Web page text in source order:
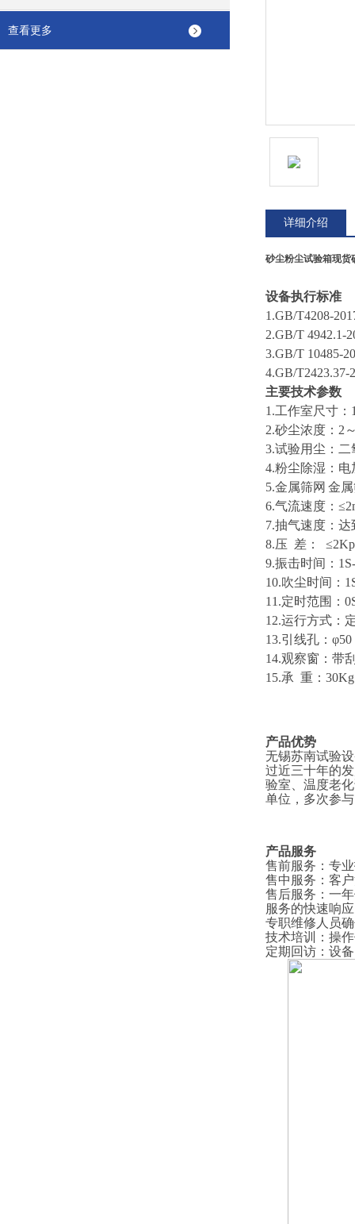
查看更多
详细介绍
砂尘粉尘试验箱现货
设备执行标准
1.GB/T4208-20
2.GB/T 4942.1-
3.GB/T 10485-
4.GB/
主要技术参数
1.工作室尺寸：
2.砂尘浓度： 2
3.试验用尘：二
4.粉尘除湿：电
5.金属筛网 金
6.气流速度：
7.抽气速度：达
8.压 差：
9.振击时间：
10.吹尘时间：
11.定时范围：
12.运行方式：
13.引线孔：
14.观察窗：带
15.承 重：30Kg
产品优势
无锡苏南试验
过近三十年的
验室、温度老
单位，多次参
产品服务
售前服务 ： 专
售中服务 ： 客
售后服务 ： 一
服务的快速响应
专职维修人员
技术培训
： 操
定期回访 ： 设